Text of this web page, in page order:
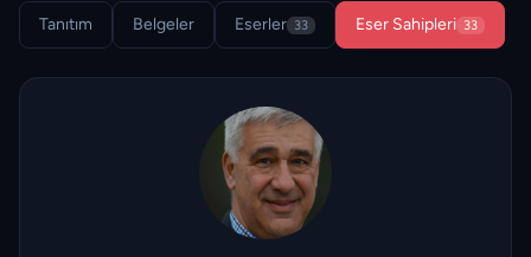
Tanıtım Belgeler Eserler 33 Eser Sahipleri 33